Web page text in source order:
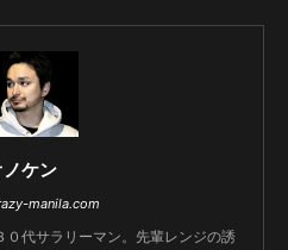
ケン
manila.com
０代サラリーマン。先輩レンジの誘